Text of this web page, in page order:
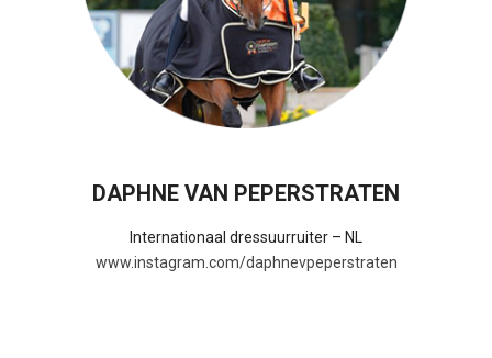
DAPHNE VAN PEPERSTRATEN
Internationaal dressuurruiter – NL
www.instagram.com/daphnevpeperstraten